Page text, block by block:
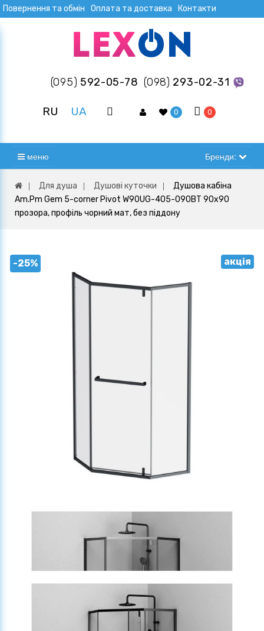
Повернення та обмін Оплата та доставка Контакти
(095) 592-05-78 (098) 293-02-31
RU UA 0 0
меню Бренди:
Для душа Душові куточки
Душова кабіна
Am.Pm Gem 5-corner Pivot W90UG-405-090BT 90x90
прозора, профіль чорний мат, без піддону
-25% акція